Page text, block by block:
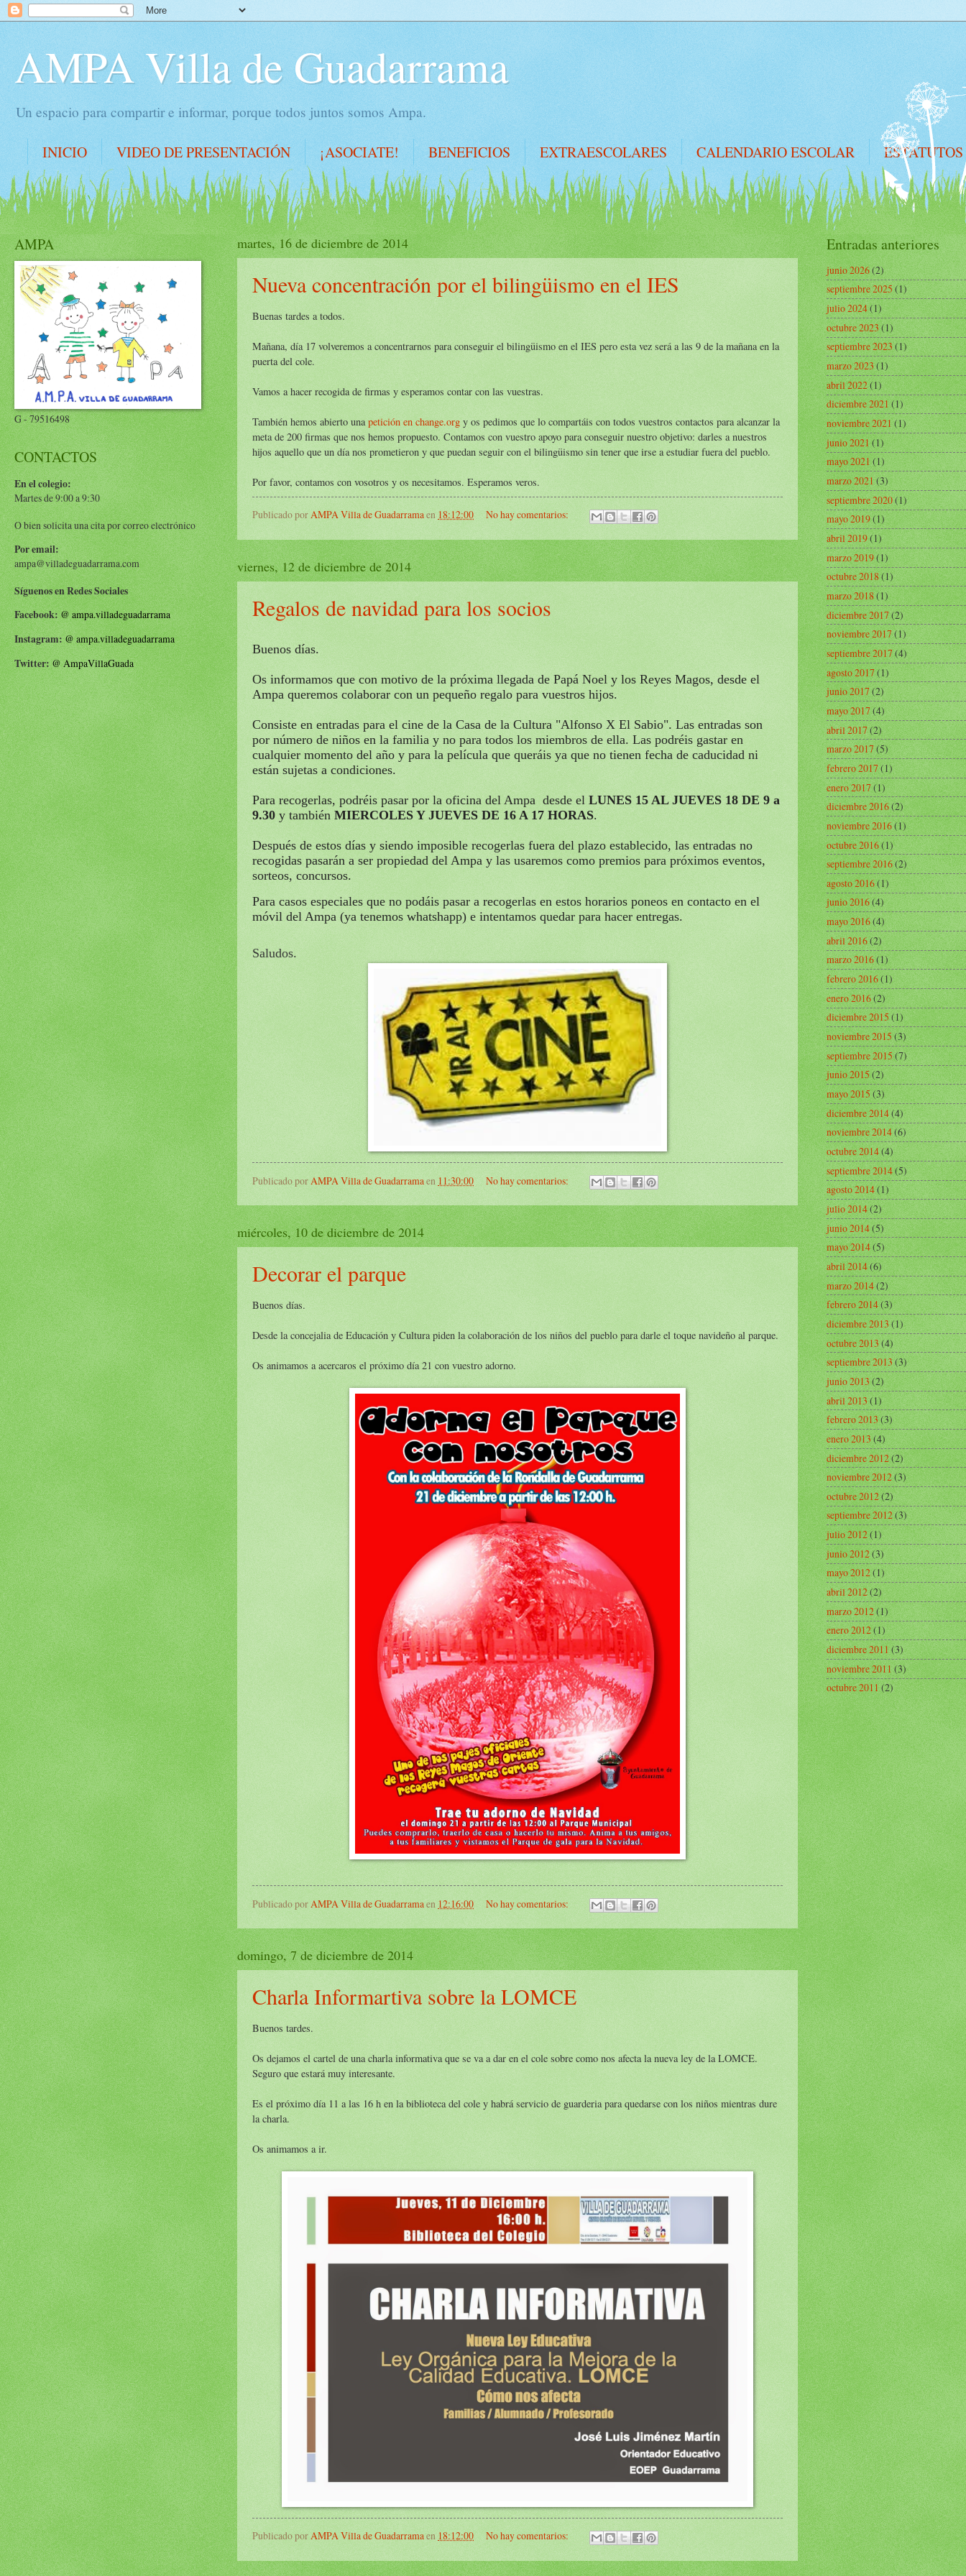
AMPA Villa de Guadarrama
Un espacio para compartir e informar, porque todos juntos somos Ampa.
INICIO VIDEO DE PRESENTACIÓN ¡ASOCIATE! BENEFICIOS EXTRAESCOLARES CALENDARIO ESCOLAR ESTATUTOS
martes, 16 de diciembre de 2014
Nueva concentración por el bilingüismo en el IES
Buenas tardes a todos.
Mañana, día 17 volveremos a concentrarnos para conseguir el bilingüismo en el IES pero esta vez será a las 9 de la mañana en la
puerta del cole.
Vamos a hacer recogida de firmas y esperamos contar con las vuestras.
También hemos abierto una petición en change.org y os pedimos que lo compartáis con todos vuestros contactos para alcanzar la
meta de 200 firmas que nos hemos propuesto. Contamos con vuestro apoyo para conseguir nuestro objetivo: darles a nuestros
hijos aquello que un día nos prometieron y que puedan seguir con el bilingüismo sin tener que irse a estudiar fuera del pueblo.
Por favor, contamos con vosotros y os necesitamos. Esperamos veros.
Publicado porAMPA Villa de Guadarramaen 18:12:00 No hay comentarios:
viernes, 12 de diciembre de 2014
Regalos de navidad para los socios
Buenos días.
Os informamos que con motivo de la próxima llegada de Papá Noel y los Reyes Magos, desde el
Ampa queremos colaborar con un pequeño regalo para vuestros hijos.
Consiste en entradas para el cine de la Casa de la Cultura "Alfonso X El Sabio". Las entradas son
por número de niños en la familia y no para todos los miembros de ella. Las podréis gastar en
cualquier momento del año y para la película que queráis ya que no tienen fecha de caducidad ni
están sujetas a condiciones.
Para recogerlas, podréis pasar por la oficina del Ampa desde el LUNES 15 AL JUEVES 18 DE 9 a
9.30 y también MIERCOLES Y JUEVES DE 16 A 17 HORAS.
Después de estos días y siendo imposible recogerlas fuera del plazo establecido, las entradas no
recogidas pasarán a ser propiedad del Ampa y las usaremos como premios para próximos eventos,
sorteos, concursos.
Para casos especiales que no podáis pasar a recogerlas en estos horarios poneos en contacto en el
móvil del Ampa (ya tenemos whatshapp) e intentamos quedar para hacer entregas.
Saludos.
Publicado porAMPA Villa de Guadarramaen 11:30:00 No hay comentarios:
miércoles, 10 de diciembre de 2014
Decorar el parque
Buenos días.
Desde la concejalia de Educación y Cultura piden la colaboración de los niños del pueblo para darle el toque navideño al parque.
Os animamos a acercaros el próximo día 21 con vuestro adorno.
Publicado por AMPA Villa de Guadarrama en 12:16:00 No hay comentarios:
domingo, 7 de diciembre de 2014
Charla Informartiva sobre la LOMCE
Buenos tardes.
Os dejamos el cartel de una charla informativa que se va a dar en el cole sobre como nos afecta la nueva ley de la LOMCE.
Seguro que estará muy interesante.
Es el próximo día 11 a las 16 h en la biblioteca del cole y habrá servicio de guarderia para quedarse con los niños mientras dure
la charla.
Os animamos a ir.
Publicado porAMPA Villa de Guadarramaen 18:12:00 No hay comentarios:
AMPA
G - 79516498
CONTACTOS
En el colegio:
Martes de 9:00 a 9:30
O bien solicita una cita por correo electrónico
Por email:
ampa@villadeguadarrama.com
Síguenos en Redes Sociales
Facebook:@ampa.villadeguadarrama
Instagram:@ampa.villadeguadarrama
Twitter:@AmpaVillaGuada
Entradas anteriores
junio 2026(2)
septiembre 2025(1)
julio 2024(1)
octubre 2023(1)
septiembre 2023(1)
marzo 2023(1)
abril 2022(1)
diciembre 2021(1)
noviembre 2021(1)
junio 2021(1)
mayo 2021(1)
marzo 2021(3)
septiembre 2020(1)
mayo 2019(1)
abril 2019(1)
marzo 2019(1)
octubre 2018(1)
marzo 2018(1)
diciembre 2017(2)
noviembre 2017(1)
septiembre 2017(4)
agosto 2017(1)
junio 2017(2)
mayo 2017(4)
abril 2017(2)
marzo 2017(5)
febrero 2017(1)
enero 2017(1)
diciembre 2016(2)
noviembre 2016(1)
octubre 2016(1)
septiembre 2016(2)
agosto 2016(1)
junio 2016(4)
mayo 2016(4)
abril 2016(2)
marzo 2016(1)
febrero 2016(1)
enero 2016(2)
diciembre 2015(1)
noviembre 2015(3)
septiembre 2015(7)
junio 2015(2)
mayo 2015(3)
diciembre 2014(4)
noviembre 2014(6)
octubre 2014(4)
septiembre 2014(5)
agosto 2014(1)
julio 2014(2)
junio 2014(5)
mayo 2014(5)
abril 2014(6)
marzo 2014(2)
febrero 2014(3)
diciembre 2013(1)
octubre 2013(4)
septiembre 2013(3)
junio 2013(2)
abril 2013(1)
febrero 2013(3)
enero 2013(4)
diciembre 2012(2)
noviembre 2012(3)
octubre 2012(2)
septiembre 2012(3)
julio 2012(1)
junio 2012(3)
mayo 2012(1)
abril 2012(2)
marzo 2012(1)
enero 2012(1)
diciembre 2011(3)
noviembre 2011(3)
octubre 2011(2)